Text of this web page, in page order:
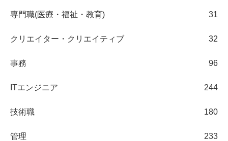
専門職(医療・福祉・教育) 31
クリエイター・クリエイティブ 32
事務 96
ITエンジニア 244
技術職 180
管理 233